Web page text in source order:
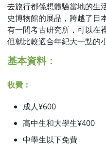
去旅行都係想體驗當地的生
史博物館的展品，跨越了日
有一間考古研究所，可以在
但就比較適合年紀大一點的
基本資料：
收費：
成人¥600
高中生和大學生¥400
中學生以下免費